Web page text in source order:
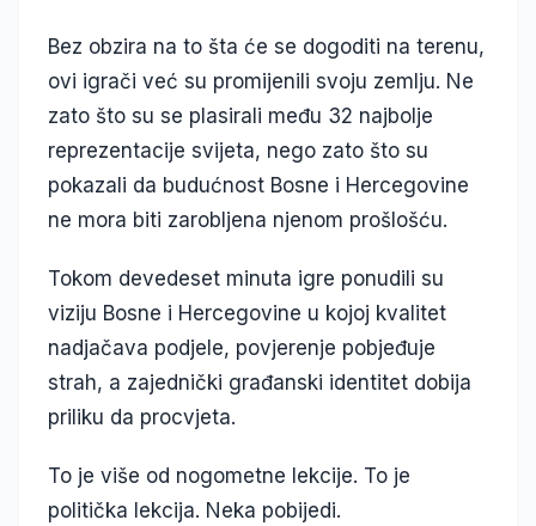
Bez obzira na to šta će se dogoditi na terenu,
ovi igrači već su promijenili svoju zemlju. Ne
zato što su se plasirali među 32 najbolje
reprezentacije svijeta, nego zato što su
pokazali da budućnost Bosne i Hercegovine
ne mora biti zarobljena njenom prošlošću.
Tokom devedeset minuta igre ponudili su
viziju Bosne i Hercegovine u kojoj kvalitet
nadjačava podjele, povjerenje pobjeđuje
strah, a zajednički građanski identitet dobija
priliku da procvjeta.
To je više od nogometne lekcije. To je
politička lekcija. Neka pobijedi.